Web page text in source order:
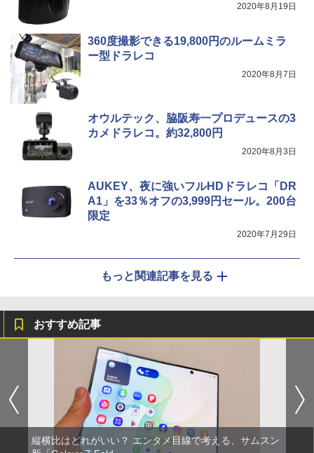
2020年8月19日
360度撮影できる19,800円のルームミラ
ー型ドラレコ
2020年8月7日
オウルテック、脇阪寿一プロデュースの3
カメドラレコ。約32,800円
2020年8月3日
AUKEY、夜に強いフルHDドラレコ「DR
A1」を33％オフの3,999円セール。200台
限定
2020年7月29日
もっと関連記事を見る
おすすめ記事
縦横比はどれがいい？ エンタメ目線で考える、サムスン